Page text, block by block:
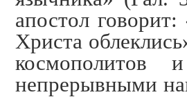
апостол
Христа
космополитов
непрерывными